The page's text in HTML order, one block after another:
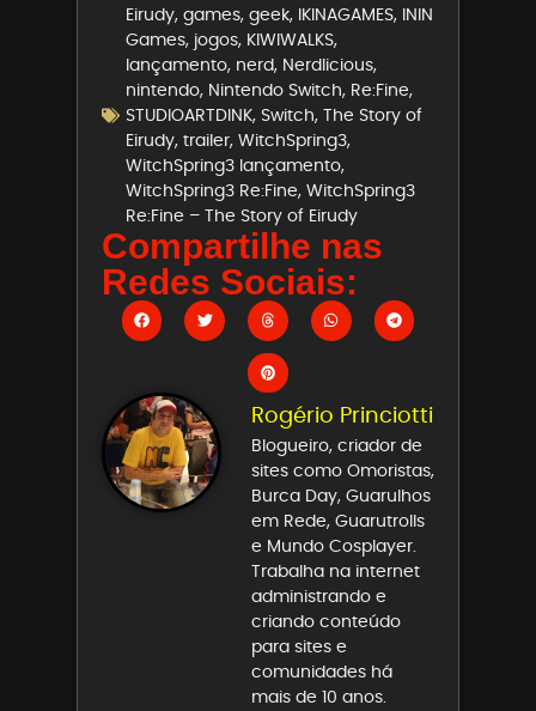
Eirudy, games, geek, IKINAGAMES, ININ
Games, jogos, KIWIWALKS,
lançamento, nerd, Nerdlicious,
nintendo, Nintendo Switch, Re:Fine,
STUDIOARTDINK, Switch, The Story of
Eirudy, trailer, WitchSpring3,
WitchSpring3 lançamento,
WitchSpring3 Re:Fine, WitchSpring3
Re:Fine – The Story of Eirudy
Compartilhe nas
Redes Sociais:
Rogério Princiotti
Blogueiro, criador de
sites como Omoristas,
Burca Day, Guarulhos
em Rede, Guarutrolls
e Mundo Cosplayer.
Trabalha na internet
administrando e
criando conteúdo
para sites e
comunidades há
mais de 10 anos.